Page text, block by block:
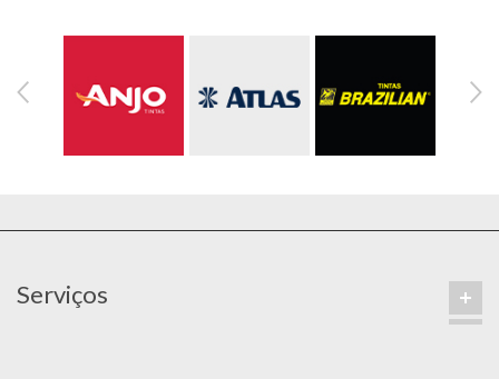
Serviços